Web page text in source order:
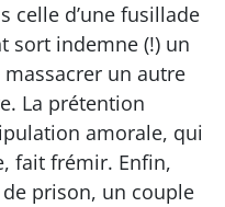
celle d’une fusillade
sort indemne (!) un
un autre
La prétention
amorale, qui
fait frémir. Enfin,
prison, un couple